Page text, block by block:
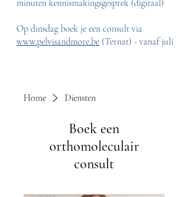
minuten kennismakingsgesprek (digitaal)
Op dinsdag boek je een consult via
www.pelvisandmore.be (Ternat) - vanaf juli
Home Diensten
Boek een
orthomoleculair
consult